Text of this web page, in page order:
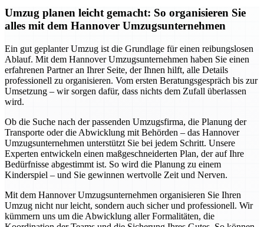
Umzug planen leicht gemacht: So organisieren Sie
alles mit dem Hannover Umzugsunternehmen
Ein gut geplanter Umzug ist die Grundlage für einen reibungslosen
Ablauf. Mit dem Hannover Umzugsunternehmen haben Sie einen
erfahrenen Partner an Ihrer Seite, der Ihnen hilft, alle Details
professionell zu organisieren. Vom ersten Beratungsgespräch bis zur
Umsetzung – wir sorgen dafür, dass nichts dem Zufall überlassen
wird.
Ob die Suche nach der passenden Umzugsfirma, die Planung der
Transporte oder die Abwicklung mit Behörden – das Hannover
Umzugsunternehmen unterstützt Sie bei jedem Schritt. Unsere
Experten entwickeln einen maßgeschneiderten Plan, der auf Ihre
Bedürfnisse abgestimmt ist. So wird die Planung zu einem
Kinderspiel – und Sie gewinnen wertvolle Zeit und Nerven.
Mit dem Hannover Umzugsunternehmen organisieren Sie Ihren
Umzug nicht nur leicht, sondern auch sicher und professionell. Wir
kümmern uns um die Abwicklung aller Formalitäten, die